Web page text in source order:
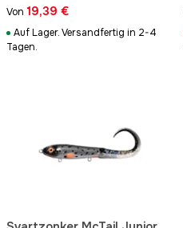
Von 19,39 €
Auf Lager. Versandfertig in 2-4
Tagen.